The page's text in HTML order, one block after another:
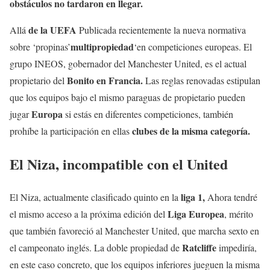
obstáculos no tardaron en llegar.
Allá de la UEFA Publicada recientemente la nueva normativa
sobre ‘propinas’multipropiedad‘en competiciones europeas. El
grupo INEOS, gobernador del Manchester United, es el actual
propietario del Bonito en Francia.Las reglas renovadas estipulan
que los equipos bajo el mismo paraguas de propietario pueden
jugarEuropasi estás en diferentes competiciones, también
prohíbe la participación en ellasclubes de la misma categoría.
El Niza, incompatible con el United
El Niza, actualmente clasificado quinto en la liga 1, Ahora tendré
el mismo acceso a la próxima edición del Liga Europea, mérito
que también favoreció al Manchester United, que marcha sexto en
el campeonato inglés. La doble propiedad deRatcliffeimpediría,
en este caso concreto, que los equipos inferiores jueguen la misma